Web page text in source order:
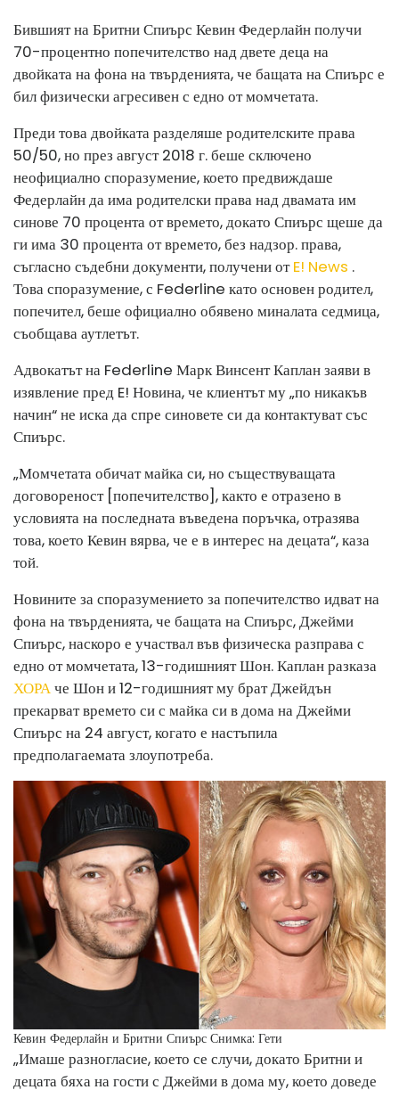
Бившият на Бритни Спиърс Кевин Федерлайн получи
70-процентно попечителство над двете деца на
двойката на фона на твърденията, че бащата на Спиърс е
бил физически агресивен с едно от момчетата.
Преди това двойката разделяше родителските права
50/50, но през август 2018 г. беше сключено
неофициално споразумение, което предвиждаше
Федерлайн да има родителски права над двамата им
синове 70 процента от времето, докато Спиърс щеше да
ги има 30 процента от времето, без надзор. права,
съгласно съдебни документи, получени отE! News .
Това споразумение, с Federline като основен родител,
попечител, беше официално обявено миналата седмица,
съобщава аутлетът.
Адвокатът на Federline Марк Винсент Каплан заяви в
изявление пред E! Новина, че клиентът му „по никакъв
начин“ не иска да спре синовете си да контактуват със
Спиърс.
„Момчетата обичат майка си, но съществуващата
договореност [попечителство], както е отразено в
условията на последната въведена поръчка, отразява
това, което Кевин вярва, че е в интерес на децата“, каза
той.
Новините за споразумението за попечителство идват на
фона на твърденията, че бащата на Спиърс, Джейми
Спиърс, наскоро е участвал във физическа разправа с
едно от момчетата, 13-годишният Шон. Каплан разказа
ХОРАче Шон и 12-годишният му брат Джейдън
прекарват времето си с майка си в дома на Джейми
Спиърс на 24 август, когато е настъпила
предполагаемата злоупотреба.
Кевин Федерлайн и Бритни Спиърс Снимка: Гети
„Имаше разногласие, което се случи, докато Бритни и
децата бяха на гости с Джейми в дома му, което доведе